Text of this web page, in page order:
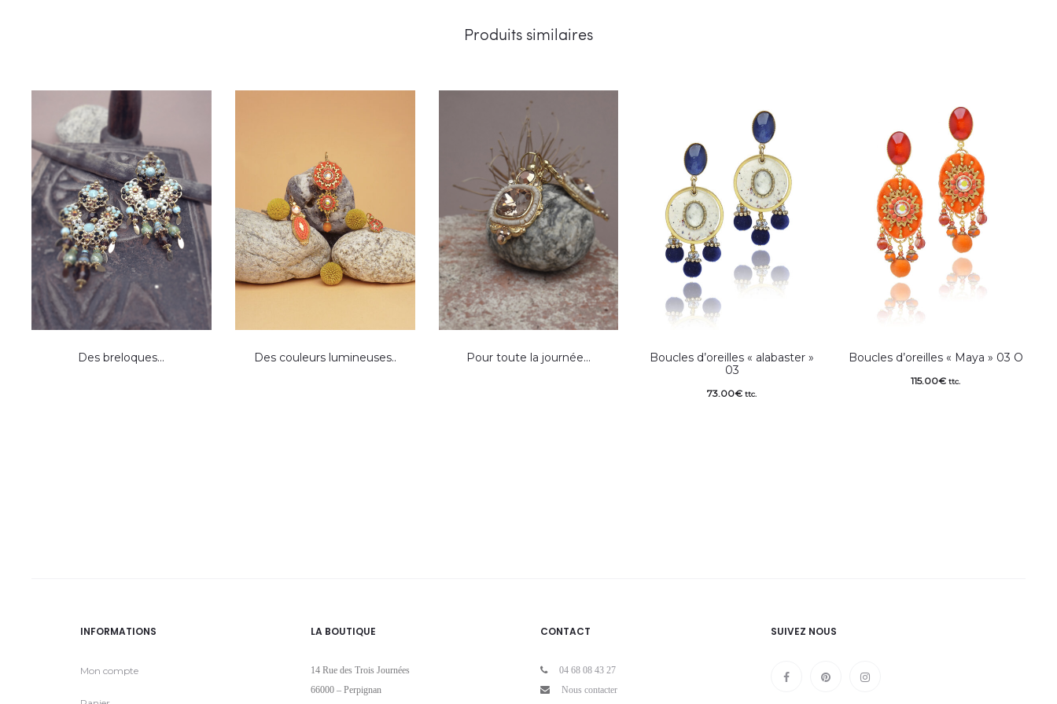
Produits similaires
Des breloques… Des couleurs lumineuses.. Pour toute la journée…
Boucles d’oreilles « alabaster »
03
73.00€ ttc.
Boucles d’oreilles « Maya » 03 O
115.00€ ttc.
INFORMATIONS
Mon compte
LA BOUTIQUE
14 Rue des Trois Journées
66000 – Perpignan
CONTACT
04 68 08 43 27
Nous contacter
SUIVEZ NOUS